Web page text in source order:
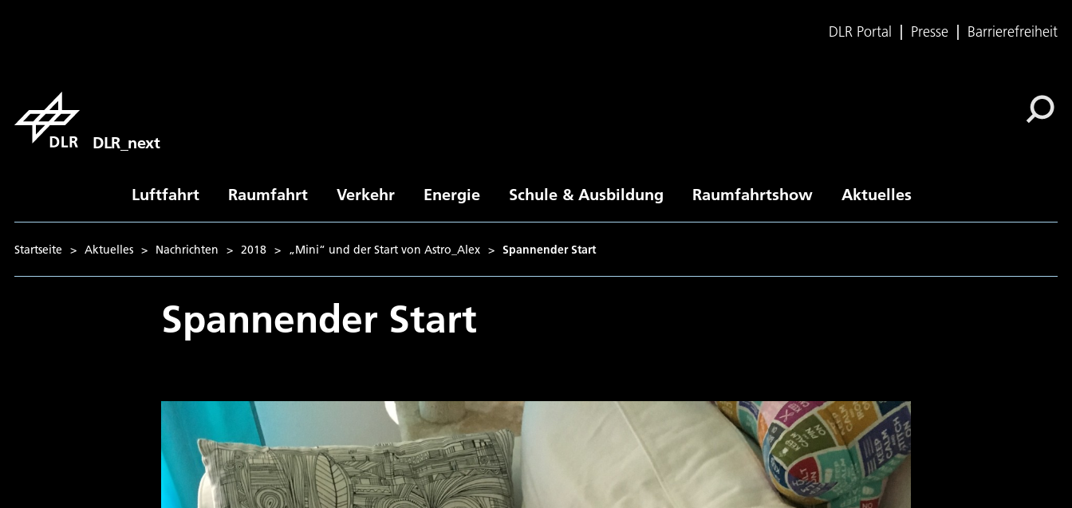
DLR Portal Presse Barrierefreiheit
DLR_next
Luftfahrt Raumfahrt Verkehr Energie Schule & Ausbildung Raumfahrtshow Aktuelles
Startseite > Aktuelles > Nachrichten > 2018 > „Mini“ und der Start von Astro_Alex > Spannender Start
Spannender Start